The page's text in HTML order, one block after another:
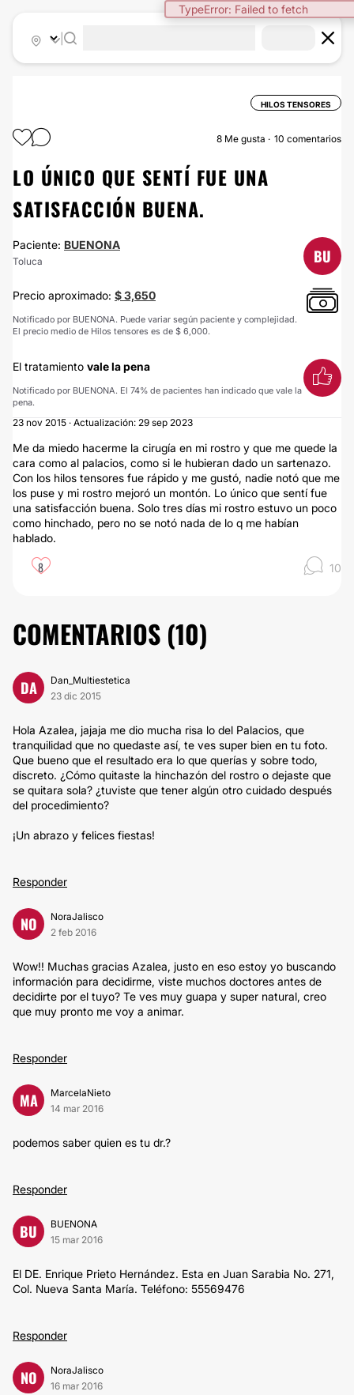
TypeError: Failed to fetch
HILOS TENSORES
8 Me gusta 10 comentarios
LO ÚNICO QUE SENTÍ FUE UNA
SATISFACCIÓN BUENA.
Paciente: BUENONA
Toluca BU
Precio aproximado: $ 3,650
Notificado por BUENONA. Puede variar según paciente y complejidad.
El precio medio de Hilos tensores es de $ 6,000.
El tratamiento vale la pena
Notificado por BUENONA. El 74% de pacientes han indicado que vale la
pena.
23 nov 2015 · Actualización: 29 sep 2023
Me da miedo hacerme la cirugía en mi rostro y que me quede la
cara como al palacios, como si le hubieran dado un sartenazo.
Con los hilos tensores fue rápido y me gustó, nadie notó que me
los puse y mi rostro mejoró un montón. Lo único que sentí fue
una satisfacción buena. Solo tres días mi rostro estuvo un poco
como hinchado, pero no se notó nada de lo q me habían
hablado.
8 10
COMENTARIOS (10)
DA
Dan_Multiestetica
23 dic 2015
Hola Azalea, jajaja me dio mucha risa lo del Palacios, que
tranquilidad que no quedaste así, te ves super bien en tu foto.
Que bueno que el resultado era lo que querías y sobre todo,
discreto. ¿Cómo quitaste la hinchazón del rostro o dejaste que
se quitara sola? ¿tuviste que tener algún otro cuidado después
del procedimiento?
¡Un abrazo y felices fiestas!
Responder
NO
NoraJalisco
2 feb 2016
Wow!! Muchas gracias Azalea, justo en eso estoy yo buscando
información para decidirme, viste muchos doctores antes de
decidirte por el tuyo? Te ves muy guapa y super natural, creo
que muy pronto me voy a animar.
Responder
MA
MarcelaNieto
14 mar 2016
podemos saber quien es tu dr.?
Responder
BU
BUENONA
15 mar 2016
El DE. Enrique Prieto Hernández. Esta en Juan Sarabia No. 271,
Col. Nueva Santa María. Teléfono: 55569476
Responder
NO
NoraJalisco
16 mar 2016